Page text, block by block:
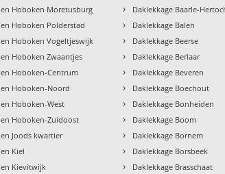
Hoboken Moretusburg
Hoboken Polderstad
Hoboken Vogeltjeswijk
Hoboken Zwaantjes
Hoboken-Centrum
Hoboken-Noord
Hoboken-West
Hoboken-Zuidoost
Joods kwartier
Kiel
Kievitwijk
› Daklekkage Baarle-
› Daklekkage Balen
› Daklekkage Beerse
› Daklekkage Berlaar
› Daklekkage Beveren
› Daklekkage Boechout
› Daklekkage Bonheiden
› Daklekkage Boom
› Daklekkage Bornem
› Daklekkage Borsbeek
› Daklekkage Brasschaat